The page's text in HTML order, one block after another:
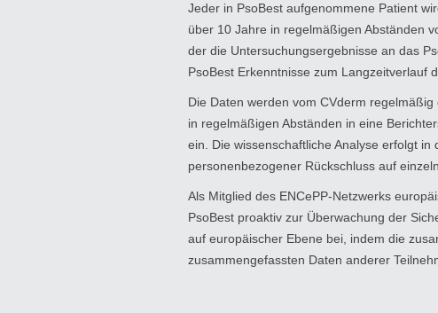
Jeder in PsoBest aufgenommene Patient
über 10 Jahre in regelmäßigen Abständen
der die Untersuchungsergebnisse an das
PsoBest Erkenntnisse zum Langzeitverlauf
Die Daten werden vom CVderm
in regelmäßigen Abständen in eine
ein. Die wissenschaftliche Analyse erfolgt in
personenbezogener Rückschluss auf
Als Mitglied des ENCePP-Netzwerks
PsoBest proaktiv zur Überwachung der
auf europäischer Ebene bei, indem die
zusammengefassten Daten anderer